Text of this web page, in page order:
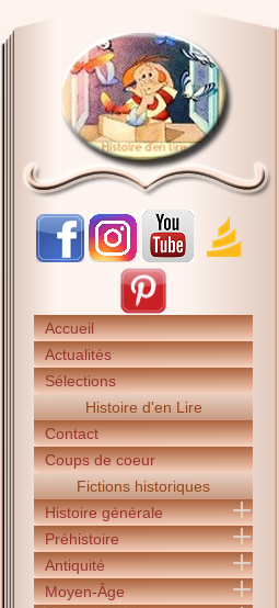
Accueil
Actualités
Sélections
Histoire d'en Lire
Contact
Coups de coeur
Fictions historiques
Histoire générale
Préhistoire
Antiquité
Moyen-Âge